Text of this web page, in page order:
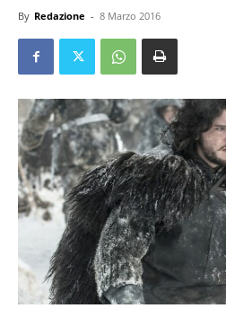
By Redazione - 8 Marzo 2016